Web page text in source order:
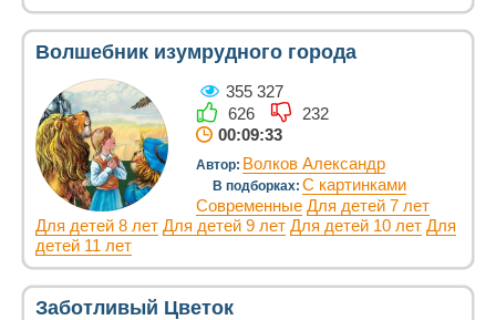
Волшебник изумрудного города
355 327
626
232
00:09:33
Автор: Волков Александр
В подборках: С картинками
Современные Для детей 7 лет
Для детей 8 лет Для детей 9 лет Для детей 10 лет Для
детей 11 лет
Заботливый Цветок